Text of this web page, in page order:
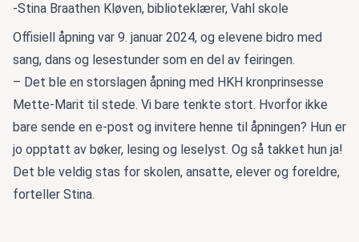
-Stina Braathen Kløven, biblioteklærer, Vahl skole
Offisiell åpning var 9. januar 2024, og elevene bidro med
sang, dans og lesestunder som en del av feiringen.
– Det ble en storslagen åpning med HKH kronprinsesse
Mette-Marit til stede. Vi bare tenkte stort. Hvorfor ikke
bare sende en e-post og invitere henne til åpningen? Hun er
jo opptatt av bøker, lesing og leselyst. Og så takket hun ja!
Det ble veldig stas for skolen, ansatte, elever og foreldre,
forteller Stina.